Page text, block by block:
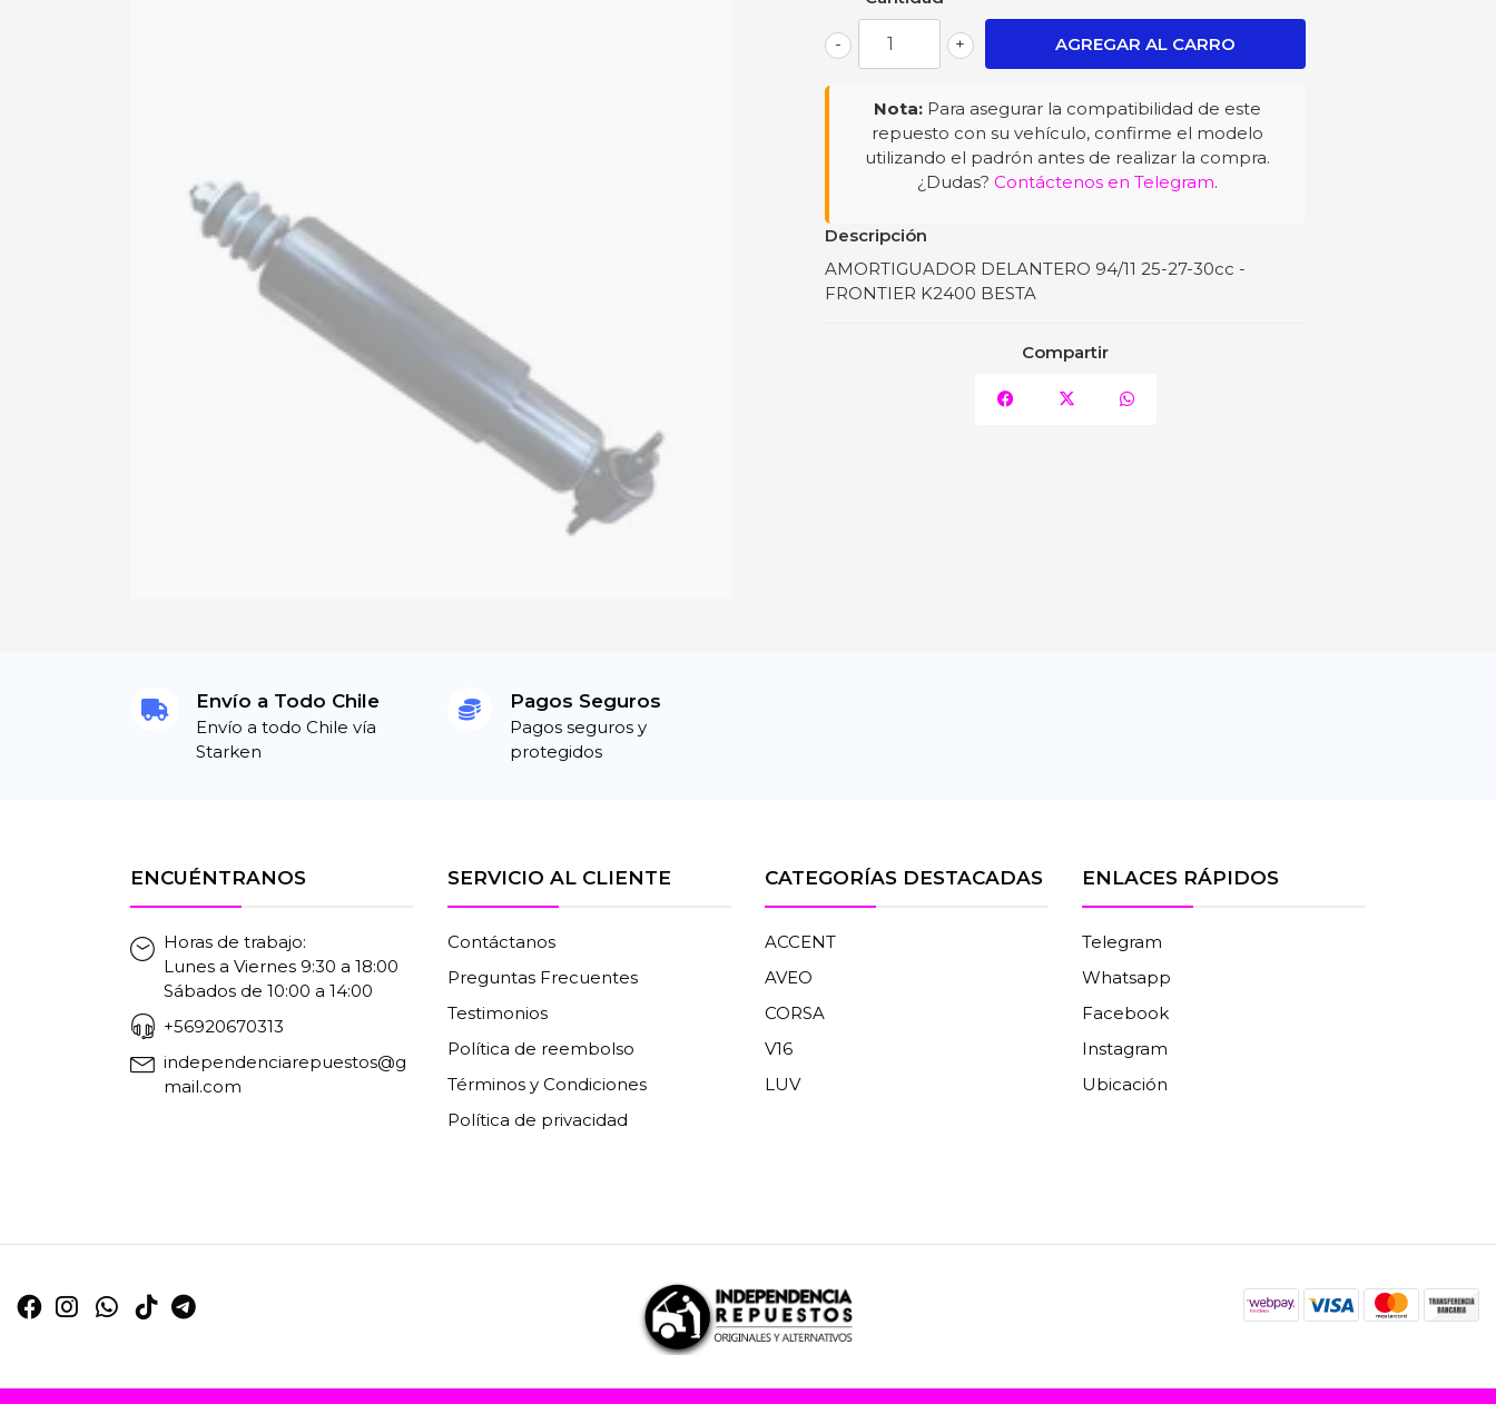
+
-
Nota: Para asegurar la compatibilidad de este
repuesto con su vehículo, confirme el modelo
utilizando el padrón antes de realizar la compra.
¿Dudas? Contáctenos en Telegram.
Descripción
AMORTIGUADOR DELANTERO 94/11 25-27-30cc -
FRONTIER K2400 BESTA
Compartir
Envío a Todo Chile
Envío a todo Chile vía
Starken
Pagos Seguros
Pagos seguros y
protegidos
ENCUÉNTRANOS
Horas de trabajo:
Lunes a Viernes 9:30 a 18:00
Sábados de 10:00 a 14:00
+56920670313
independenciarepuestos@g
mail.com
SERVICIO AL CLIENTE
Contáctanos
Preguntas Frecuentes
Testimonios
Política de reembolso
Términos y Condiciones
Política de privacidad
CATEGORÍAS DESTACADAS
ACCENT
AVEO
CORSA
V16
LUV
ENLACES RÁPIDOS
Telegram
Whatsapp
Facebook
Instagram
Ubicación